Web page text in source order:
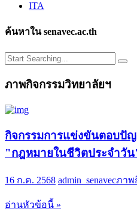
ITA
ค้นหาใน senavec.ac.th
ภาพกิจกรรมวิทยาลัยฯ
กิจกรรมการแข่งขันตอบปั
"กฎหมายในชีวิตประจำวั
16 ก.ค. 2568 admin_senavecภาพ
อ่านหัวข้อนี้ »